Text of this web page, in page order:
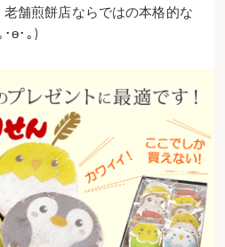
舗煎餅店ならではの本格的な
･ө･｡)